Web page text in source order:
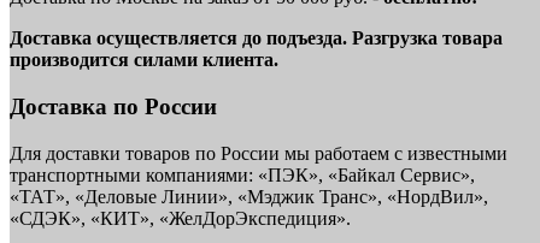
Доставка осуществляется до подъезда. Разгрузка товара
производится силами клиента.
Доставка по России
Для доставки товаров по России мы работаем с известными
транспортными компаниями: «ПЭК», «Байкал Сервис»,
«ТАТ», «Деловые Линии», «Мэджик Транс», «НордВил»,
«СДЭК», «КИТ», «ЖелДорЭкспедиция».